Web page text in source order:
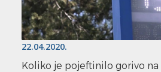
22.04.2020.
Koliko je pojeftinilo gorivo